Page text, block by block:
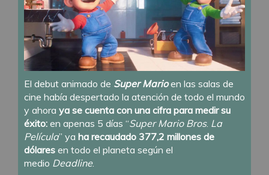
El debut animado de Super Marioen las salas de
cine había despertado la atención de todo el mundo
y ahora ya se cuenta con una cifra para medir su
éxito: en apenas 5 días “Super Mario Bros. La
Película” ya ha recaudado 377,2 millones de
dólares en todo el planeta según el
medio Deadline.